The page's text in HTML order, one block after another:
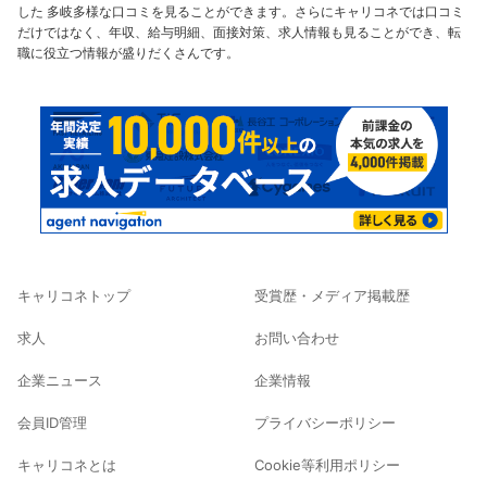
した 多岐多様な口コミを見ることができます。さらにキャリコネでは口コミ
だけではなく、年収、給与明細、面接対策、求人情報も見ることができ、転
職に役立つ情報が盛りだくさんです。
キャリコネトップ
求人
企業ニュース
会員ID管理
キャリコネとは
受賞歴・メディア掲載歴
お問い合わせ
企業情報
プライバシーポリシー
Cookie等利用ポリシー